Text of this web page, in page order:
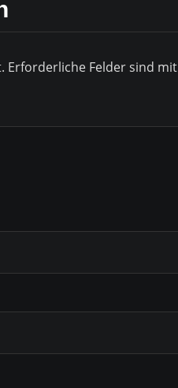
Erforderliche Felder sind mit